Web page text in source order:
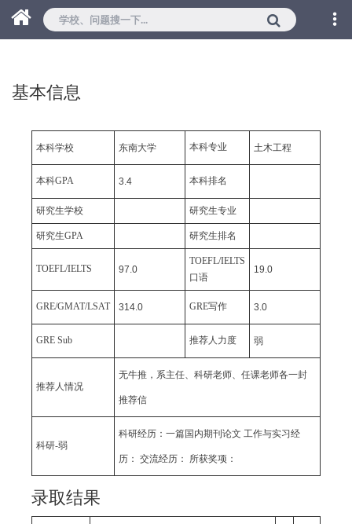
基本信息
本科学校 东南大学 本科专业 土木工程
本科GPA 3.4 本科排名
研究生学校 研究生专业
研究生GPA 研究生排名
TOEFL/IELTS 97.0
TOEFL/IELTS
口语
19.0
GRE/GMAT/LSAT 314.0 GRE写作 3.0
GRE Sub 推荐人力度 弱
推荐人情况
无牛推，系主任、科研老师、任课老师各一封
推荐信
科研-弱
科研经历：一篇国内期刊论文 工作与实习经
历： 交流经历： 所获奖项：
录取结果